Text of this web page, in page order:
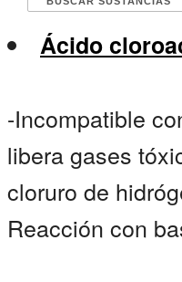
Ácido
-Incompatible
libera gases
cloruro de
Reacción con